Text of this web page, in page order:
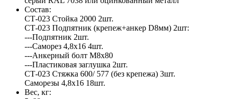
Состав:
СТ-023 Стойка 2000 2шт.
СТ-023 Подпятник (крепеж+анкер D8мм) 2шт:
---Подпятник 2шт.
---Саморез 4,8х16 4шт.
---Анкерный болт М8х80
---Пластиковая заглушка 2шт.
СТ-023 Стяжка 600/ 577 (без крепежа) 3шт.
Саморезы 4,8х16 18шт.
Вес, кг: